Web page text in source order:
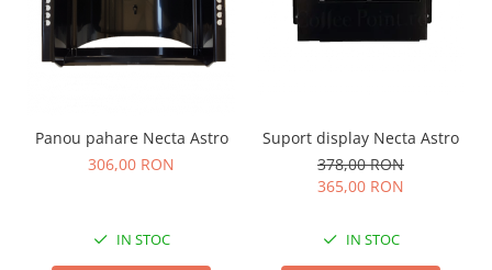
Panou pahare Necta Astro
306,00 RON
IN STOC
Suport display Necta Astro
378,00 RON
365,00 RON
IN STOC